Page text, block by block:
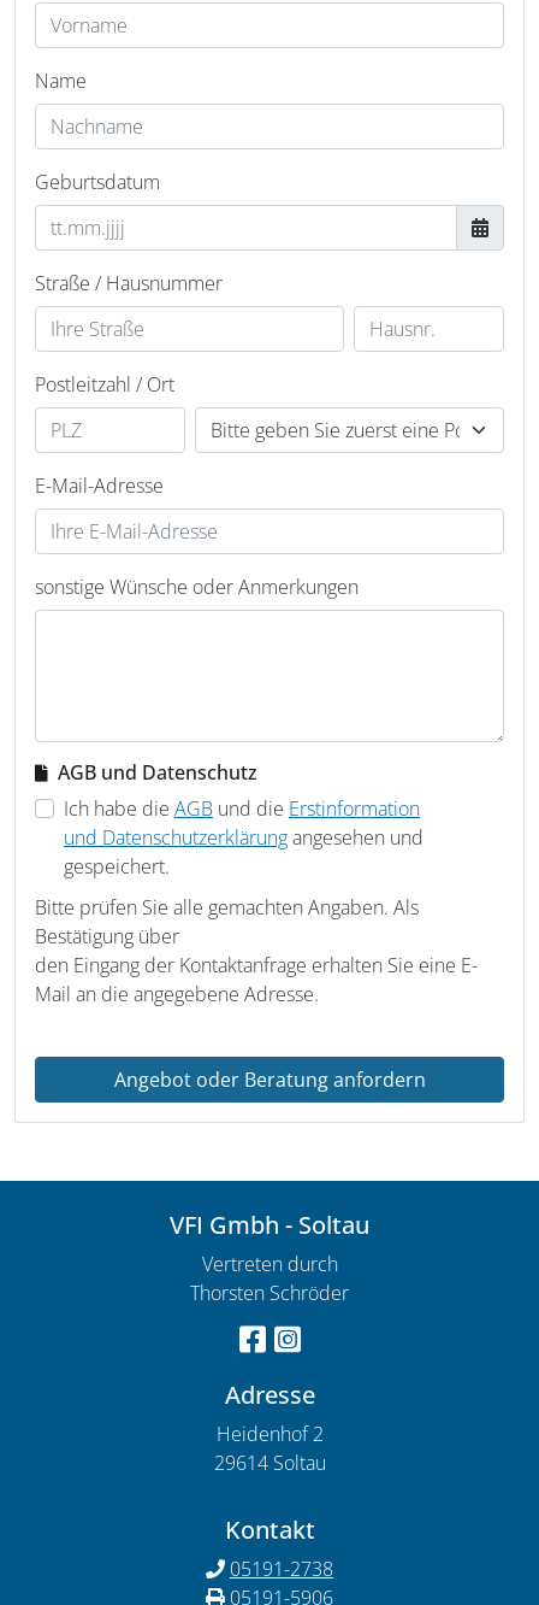
Name
Geburtsdatum
Straße / Hausnummer
Postleitzahl / Ort
E-Mail-Adresse
sonstige Wünsche oder Anmerkungen
AGB und Datenschutz
Ich habe die AGB und die Erstinformation
und Datenschutzerklärungangesehen und
gespeichert.
Bitte prüfen Sie alle gemachten Angaben. Als
Bestätigung über
den Eingang der Kontaktanfrage erhalten Sie eine E-
Mail an die angegebene Adresse.
Angebot oder Beratung anfordern
VFI Gmbh - Soltau
Vertreten durch
Thorsten Schröder
Adresse
Heidenhof 2
29614 Soltau
Kontakt
05191-2738
05191-5906